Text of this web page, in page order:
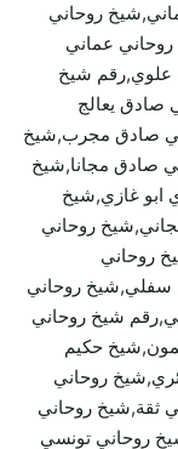
روحاني
عماني
علوي,رقم شيخ
صادق يعالج
صادق مجرب,شيخ
صادق مجانا,شيخ
ابو غازي,شيخ
روحاني
روحاني
سفلي,شيخ روحاني
شيخ روحاني
حكيم
روحاني
ثقة,شيخ روحاني
روحاني تونسي